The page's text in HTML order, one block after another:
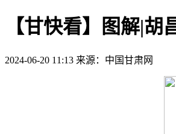
【甘快看】图解|胡
2024-06-20 11:13 来源：中国甘肃网